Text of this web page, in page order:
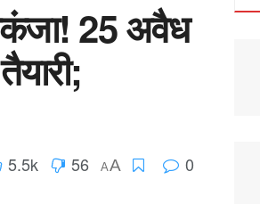
25 अवैध
5.5k 56 AA 0